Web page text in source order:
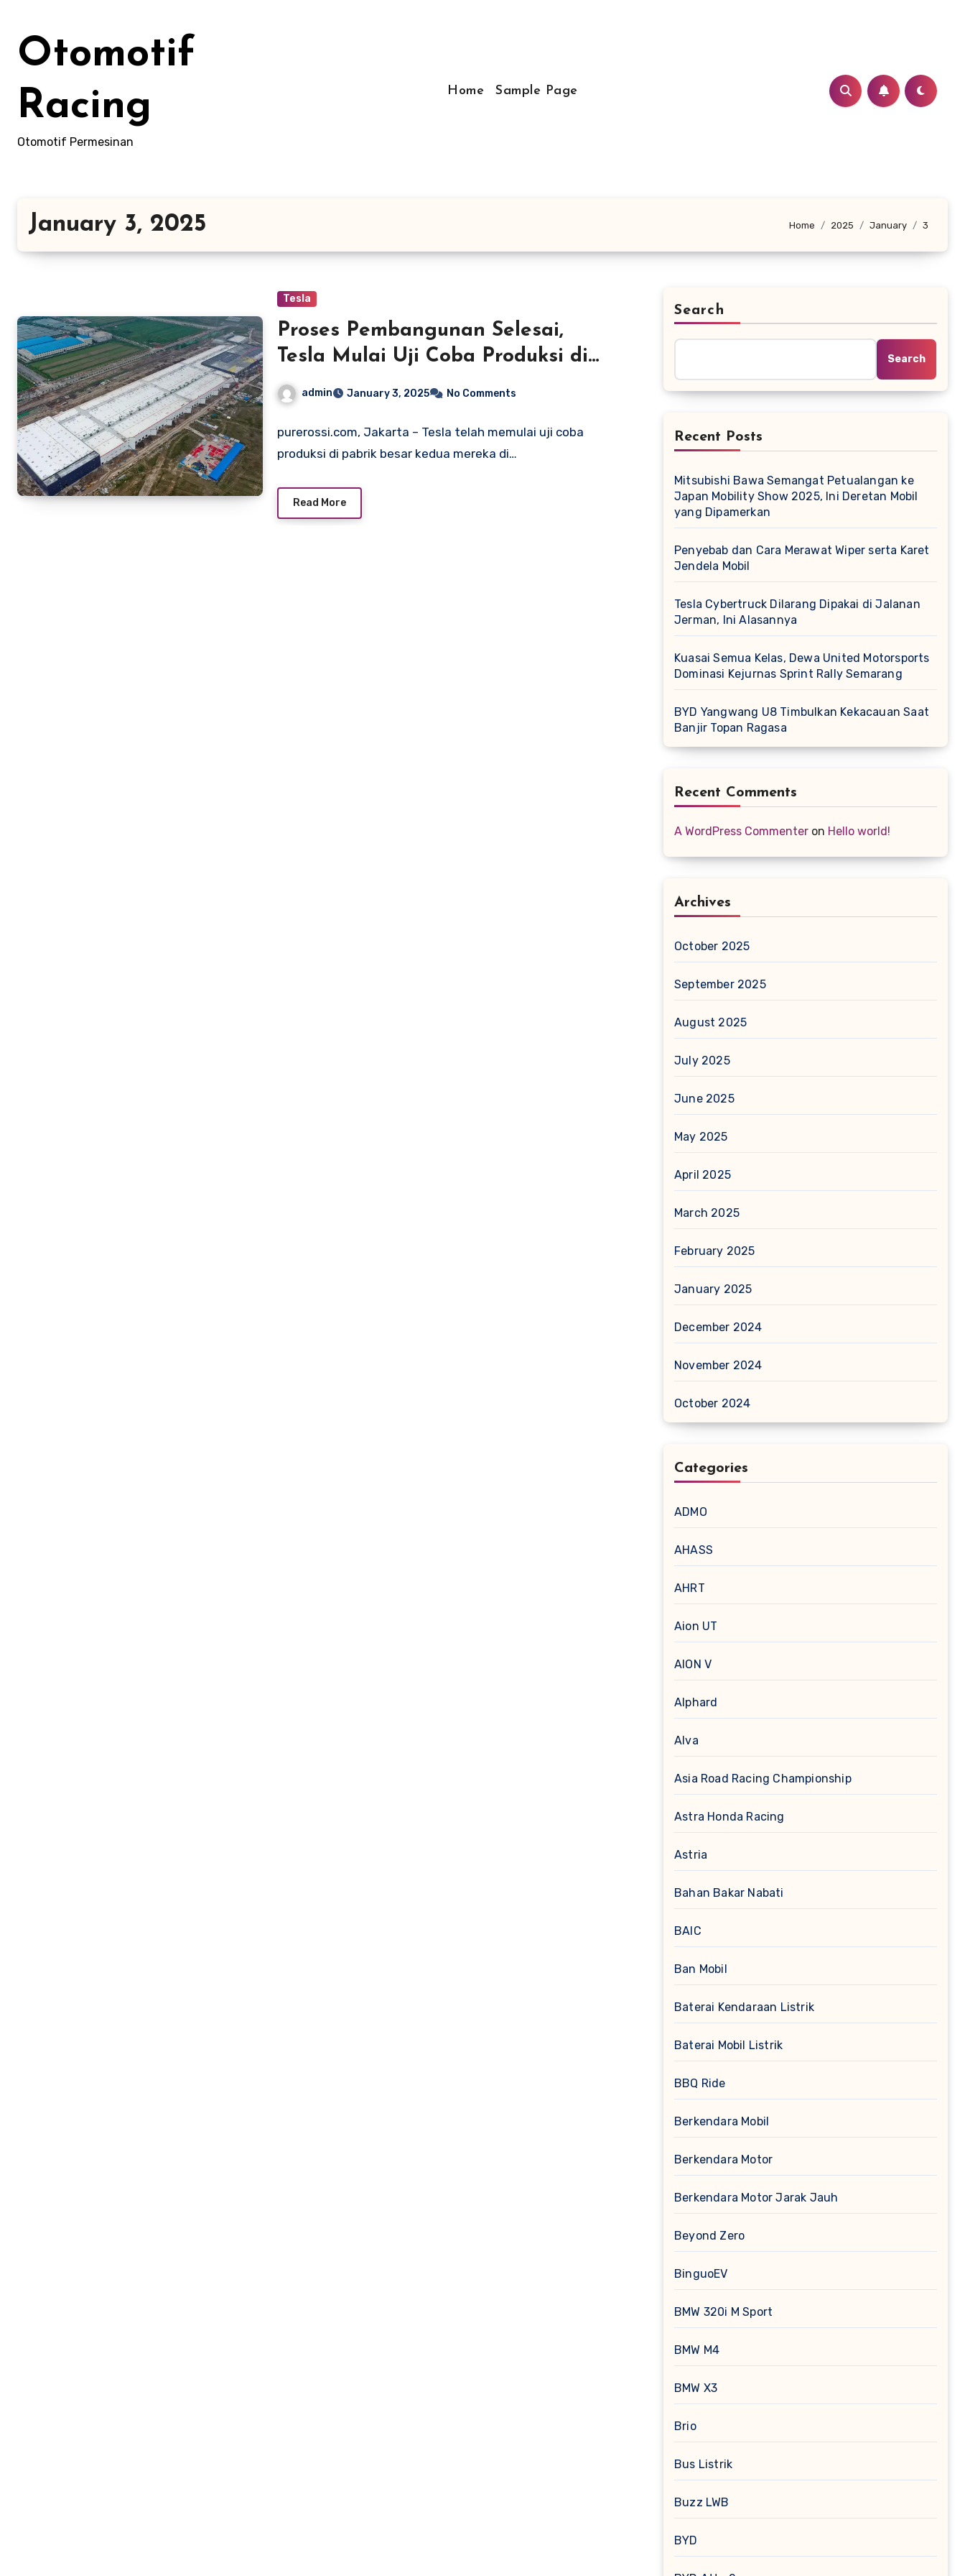
content
Otomotif
Racing
Otomotif Permesinan
Home Sample Page
January 3, 2025 Home 2025 January 3
Tesla
Proses Pembangunan Selesai,
Tesla Mulai Uji Coba Produksi di
Pabrik Kedua Shanghai
admin January 3, 2025 No Comments
purerossi.com, Jakarta – Tesla telah memulai uji coba
produksi di pabrik besar kedua mereka di…
Read More
Search
Search
Recent Posts
Mitsubishi Bawa Semangat Petualangan ke
Japan Mobility Show 2025, Ini Deretan Mobil
yang Dipamerkan
Penyebab dan Cara Merawat Wiper serta Karet
Jendela Mobil
Tesla Cybertruck Dilarang Dipakai di Jalanan
Jerman, Ini Alasannya
Kuasai Semua Kelas, Dewa United Motorsports
Dominasi Kejurnas Sprint Rally Semarang
BYD Yangwang U8 Timbulkan Kekacauan Saat
Banjir Topan Ragasa
Recent Comments
A WordPress Commenter on Hello world!
Archives
October 2025
September 2025
August 2025
July 2025
June 2025
May 2025
April 2025
March 2025
February 2025
January 2025
December 2024
November 2024
October 2024
Categories
ADMO
AHASS
AHRT
Aion UT
AION V
Alphard
Alva
Asia Road Racing Championship
Astra Honda Racing
Astria
Bahan Bakar Nabati
BAIC
Ban Mobil
Baterai Kendaraan Listrik
Baterai Mobil Listrik
BBQ Ride
Berkendara Mobil
Berkendara Motor
Berkendara Motor Jarak Jauh
Beyond Zero
BinguoEV
BMW 320i M Sport
BMW M4
BMW X3
Brio
Bus Listrik
Buzz LWB
BYD